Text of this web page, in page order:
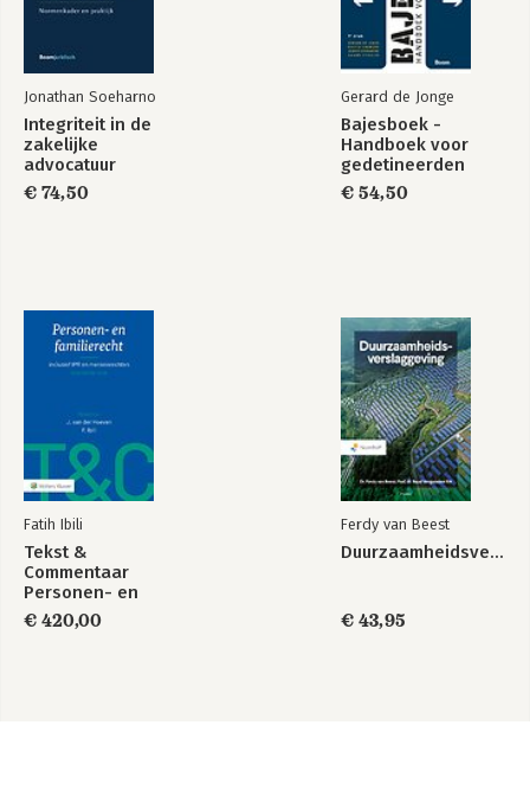
Jonathan Soeharno
Integriteit in de
zakelijke
advocatuur
€ 74,50
Gerard de Jonge
Bajesboek -
Handboek voor
gedetineerden
€ 54,50
Fatih Ibili
Tekst &
Commentaar
Personen- en
Familierecht
€ 420,00
Ferdy van Beest
Duurzaamheidsverslaggeving
€ 43,95